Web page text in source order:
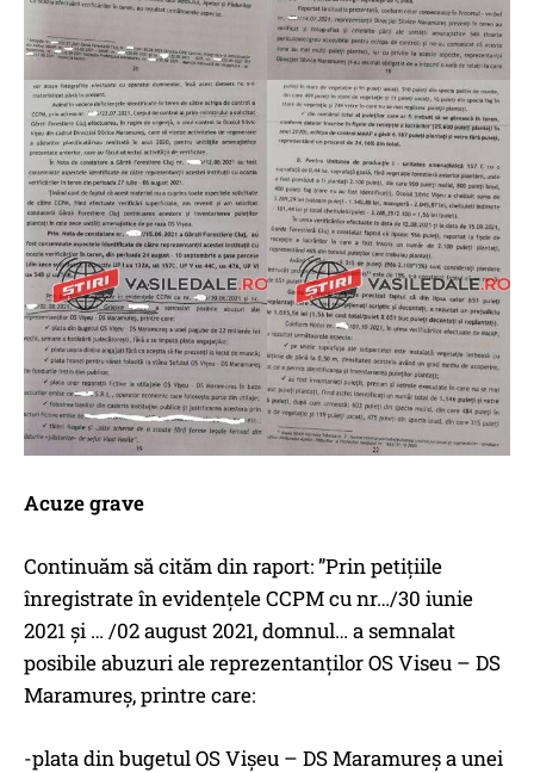
Acuze grave
Continuăm să cităm din raport: ”Prin petițiile
înregistrate în evidențele CCPM cu nr…/30 iunie
2021 și … /02 august 2021, domnul… a semnalat
posibile abuzuri ale reprezentanților OS Viseu – DS
Maramureș, printre care:
-plata din bugetul OS Vișeu – DS Maramureș a unei